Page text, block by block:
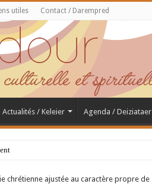
utiles Contact / Darempred
Actualités / Keleier Agenda / Deiziataer
chrétienne ajustée au caractère propre de